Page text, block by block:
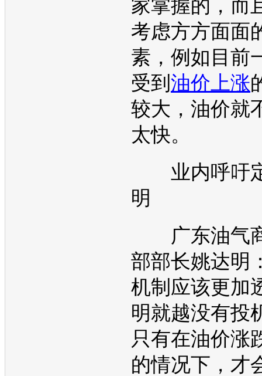
家掌握的，而
考虑方方面面
素，例如目前
受到 油价上涨
较大， 油价就
太快。
业内呼吁
明
广东油气
部部长姚达明
机制应该更加
明就越没有投
只有在油价涨
的情况下，才